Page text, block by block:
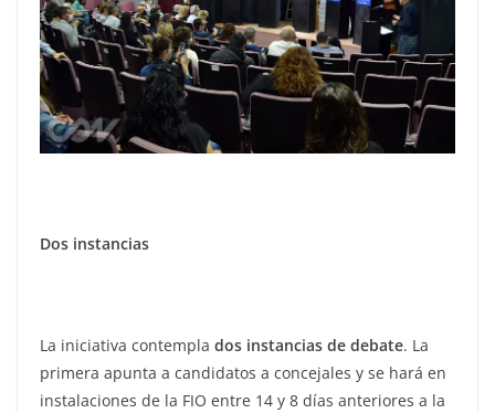
Dos instancias
La iniciativa contempla dos instancias de debate. La
primera apunta a candidatos a concejales y se hará en
instalaciones de la FIO entre 14 y 8 días anteriores a la